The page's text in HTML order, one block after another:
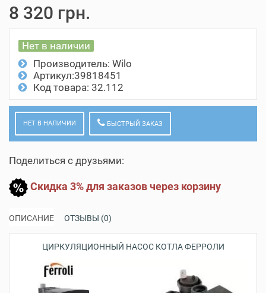
8 320 грн.
Нет в наличии
Производитель: Wilo
Артикул:39818451
Код товара: 32.112
НЕТ В НАЛИЧИИ БЫСТРЫЙ ЗАКАЗ
Поделиться с друзьями:
Скидка 3% для заказов через корзину
ОПИСАНИЕ ОТЗЫВЫ (0)
ЦИРКУЛЯЦИОННЫЙ НАСОС КОТЛА ФЕРРОЛИ